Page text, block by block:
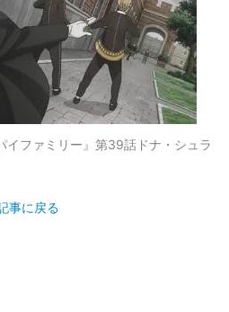
イファミリー』第39話ドナ・シュラ
事に戻る